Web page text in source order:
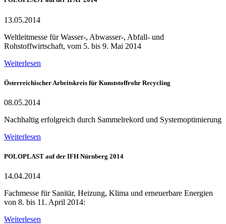
13.05.2014
Weltleitmesse für Wasser-, Abwasser-, Abfall- und
Rohstoffwirtschaft, vom 5. bis 9. Mai 2014
Weiterlesen
Österreichischer Arbeitskreis für Kunststoffrohr Recycling
08.05.2014
Nachhaltig erfolgreich durch Sammelrekord und Systemoptimierung
Weiterlesen
POLOPLAST auf der IFH Nürnberg 2014
14.04.2014
Fachmesse für Sanitär, Heizung, Klima und erneuerbare Energien
von 8. bis 11. April 2014:
Weiterlesen